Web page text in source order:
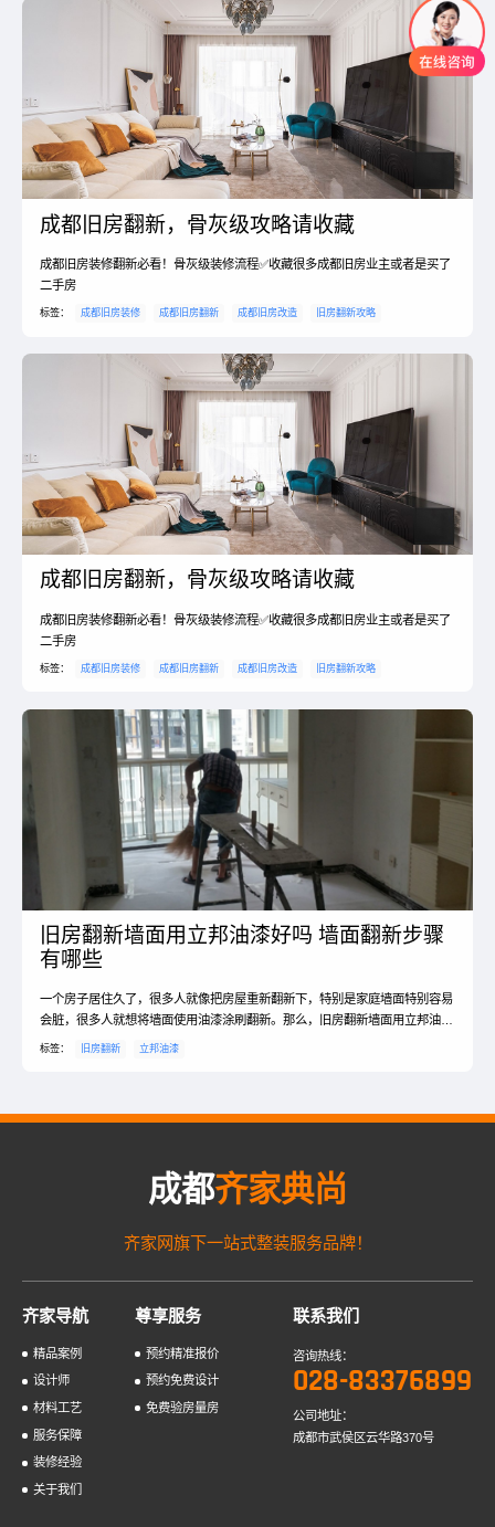
成都旧房翻新，骨灰级攻略请收藏
成都旧房装修翻新必看！骨灰级装修流程✅收藏很多成都旧房业主或者是买了
二手房
标签： 成都旧房装修 成都旧房翻新 成都旧房改造 旧房翻新攻略
成都旧房翻新，骨灰级攻略请收藏
成都旧房装修翻新必看！骨灰级装修流程✅收藏很多成都旧房业主或者是买了
二手房
标签： 成都旧房装修 成都旧房翻新 成都旧房改造 旧房翻新攻略
旧房翻新墙面用立邦油漆好吗 墙面翻新步骤
有哪些
一个房子居住久了，很多人就像把房屋重新翻新下，特别是家庭墙面特别容易
会脏，很多人就想将墙面使用油漆涂刷翻新。那么，旧房翻新墙面用立邦油漆
好吗？墙面翻新步骤有哪些？接下来我们跟着小编一起来了解吧！
标签： 旧房翻新 立邦油漆
成都齐家典尚
齐家网旗下一站式整装服务品牌！
齐家导航
精品案例
设计师
材料工艺
服务保障
装修经验
关于我们
尊享服务
预约精准报价
预约免费设计
免费验房量房
联系我们
咨询热线：
028-83376899
公司地址：
成都市武侯区云华路370号